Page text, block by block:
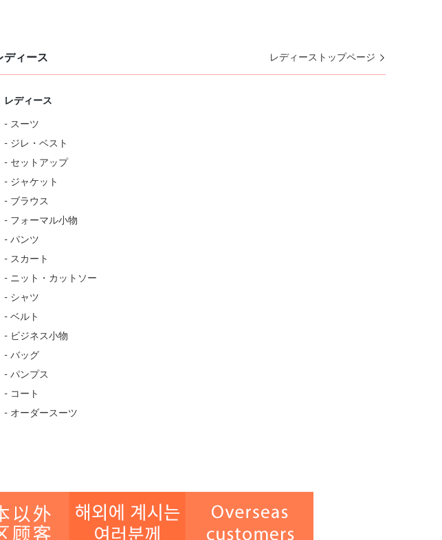
ディース レディーストップページ
レディース
- スーツ
- ジレ・ベスト
- セットアップ
- ジャケット
- ブラウス
- フォーマル小物
- パンツ
- スカート
- ニット・カットソー
- シャツ
- ベルト
- ビジネス小物
- バッグ
- パンプス
- コート
- オーダースーツ